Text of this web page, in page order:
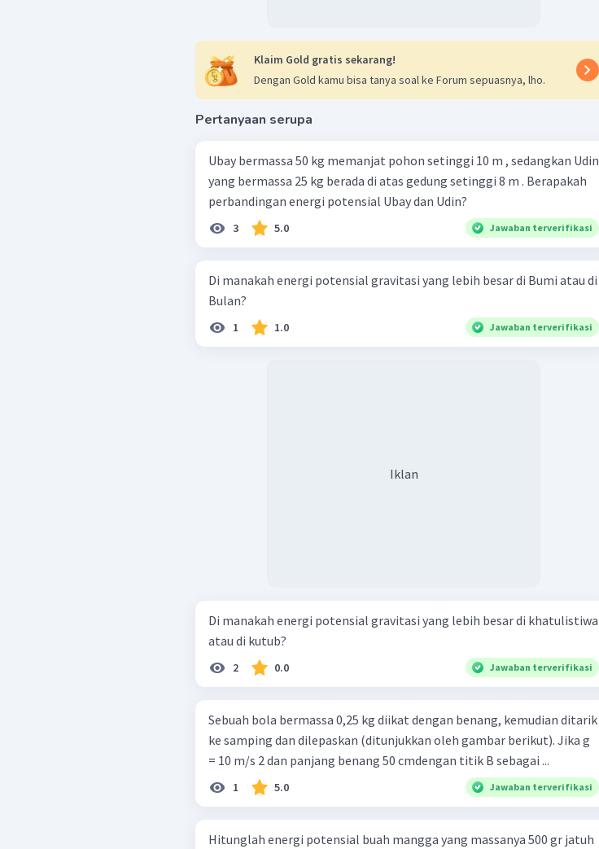
Klaim Gold gratis sekarang!
Dengan Gold kamu bisa tanya soal ke Forum sepuasnya, lho.
Pertanyaan serupa
Ubay bermassa 50 kg memanjat pohon setinggi 10 m , sedangkan Udin
yang bermassa 25 kg berada di atas gedung setinggi 8 m . Berapakah
perbandingan energi potensial Ubay dan Udin?
3 5.0 Jawaban terverifikasi
Di manakah energi potensial gravitasi yang lebih besar di Bumi atau di
Bulan?
1 1.0 Jawaban terverifikasi
Iklan
Di manakah energi potensial gravitasi yang lebih besar di khatulistiwa
atau di kutub?
2 0.0 Jawaban terverifikasi
Sebuah bola bermassa 0,25 kg diikat dengan benang, kemudian ditarik
ke samping dan dilepaskan (ditunjukkan oleh gambar berikut). Jika g
= 10 m/s 2 dan panjang benang 50 cmdengan titik B sebagai ...
1 5.0 Jawaban terverifikasi
Hitunglah energi potensial buah mangga yang massanya 500 gr jatuh